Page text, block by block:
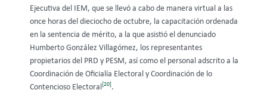
Ejecutiva del IEM, que se llevó a cabo de manera virtual a las
once horas del dieciocho de octubre, la capacitación ordenada
en la sentencia de mérito, a la que asistió el denunciado
Humberto González Villagómez, los representantes
propietarios del PRD y PESM, así como el personal adscrito a la
Coordinación de Oficialía Electoral y Coordinación de lo
Contencioso Electoral
[20] .